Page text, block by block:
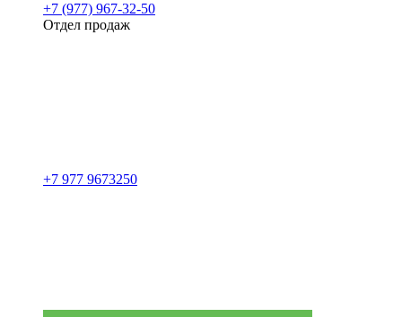
+7 (977) 967-32-50
Отдел продаж
+7 977 9673250